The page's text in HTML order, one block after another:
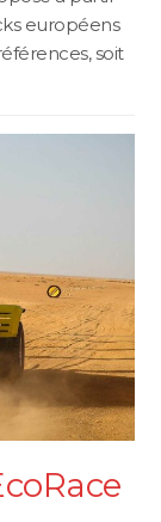
européens
soit